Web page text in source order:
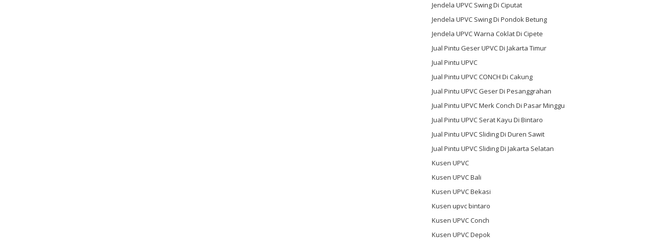
Jendela UPVC Swing Di Ciputat
Jendela UPVC Swing Di Pondok Betung
Jendela UPVC Warna Coklat Di Cipete
Jual Pintu Geser UPVC Di Jakarta Timur
Jual Pintu UPVC
Jual Pintu UPVC CONCH Di Cakung
Jual Pintu UPVC Geser Di Pesanggrahan
Jual Pintu UPVC Merk Conch Di Pasar Minggu
Jual Pintu UPVC Serat Kayu Di Bintaro
Jual Pintu UPVC Sliding Di Duren Sawit
Jual Pintu UPVC Sliding Di Jakarta Selatan
Kusen UPVC
Kusen UPVC Bali
Kusen UPVC Bekasi
Kusen upvc bintaro
Kusen UPVC Conch
Kusen UPVC Depok